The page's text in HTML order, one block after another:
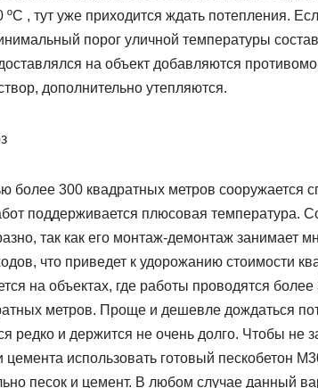
, тут уже приходится ждать потепления.
порог уличной температуры
на объект добавляются
дополнительно утепляются.
более 300 квадратных метров сооружается
поддерживается плюсовая температура.
так как его монтаж-демонтаж занимает
что приведет к удорожанию стоимости
на объектах, где работы проводятся
метров. Проще и дешевле дождаться
редко и держится не очень долго. Чтобы не
использовать готовый пескобетон
песок и цемент. В любом случае данный